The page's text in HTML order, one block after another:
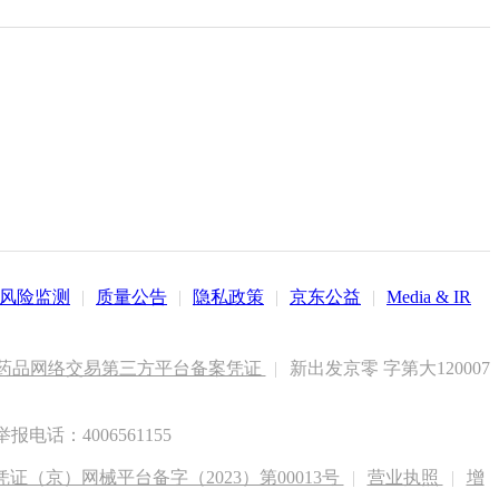
风险监测 | 质量公告 | 隐私政策 | 京东公益 | Media & IR
品网络交易第三方平台备案凭证 |
新出发京零 字第大120007
报电话：4006561155
证（京）网械平台备字（2023）第00013号 | 营业执照 |
增